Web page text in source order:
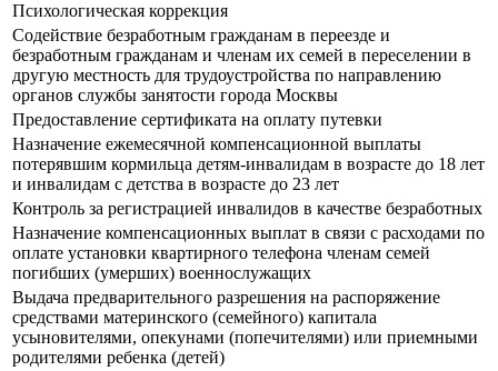
Психологическая коррекция
Содействие безработным гражданам в переезде и
безработным гражданам и членам их семей в переселении в
другую местность для трудоустройства по направлению
органов службы занятости города Москвы
Предоставление сертификата на оплату путевки
Назначение ежемесячной компенсационной выплаты
потерявшим кормильца детям-инвалидам в возрасте до 18 лет
и инвалидам с детства в возрасте до 23 лет
Контроль за регистрацией инвалидов в качестве безработных
Назначение компенсационных выплат в связи с расходами по
оплате установки квартирного телефона членам семей
погибших (умерших) военнослужащих
Выдача предварительного разрешения на распоряжение
средствами материнского (семейного) капитала
усыновителями, опекунами (попечителями) или приемными
родителями ребенка (детей)